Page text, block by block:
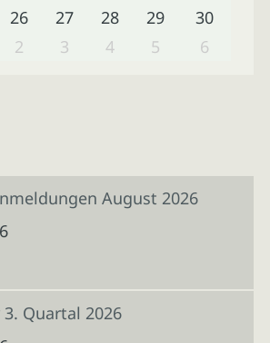
26 27 28 29
30
2 3 4 5 6
August 2026
Quartal 2026